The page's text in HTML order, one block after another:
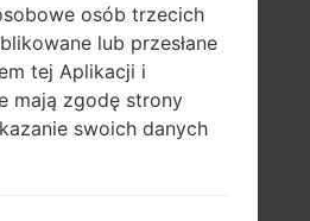
osób trzecich
lub przesłane
tej Aplikacji i
mają zgodę strony
swoich danych